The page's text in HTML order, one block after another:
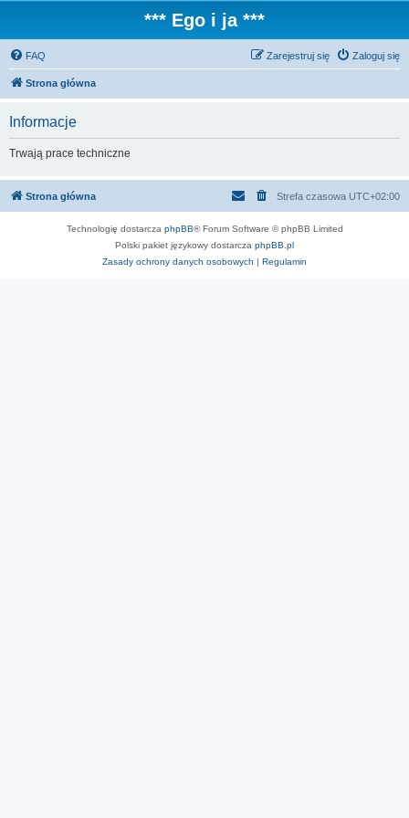
*** Ego i ja ***
FAQ Zaloguj się
Zarejestruj się
Strona główna
Informacje
Trwają prace techniczne
Strona główna Strefa czasowa UTC+02:00
Technologię dostarcza phpBB® Forum Software © phpBB Limited
Polski pakiet językowy dostarcza phpBB.pl
Zasady ochrony danych osobowych | Regulamin